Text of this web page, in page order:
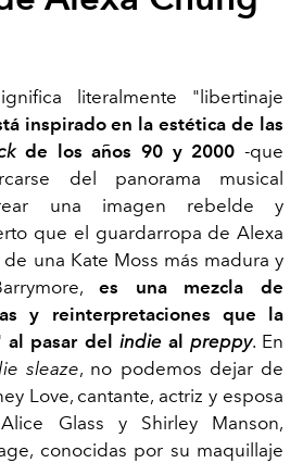
literalmente "libertinaje
inspirado en la estética de las
de los años 90 y 2000 -que
del panorama musical
una imagen rebelde y
que el guardarropa de Alexa
una Kate Moss más madura y
es una mezcla de
y reinterpretaciones que la
al pasar del indieal preppy. En
sleaze, no podemos dejar de
Love, cantante, actriz y esposa
Glass y Shirley Manson,
conocidas por su maquillaje